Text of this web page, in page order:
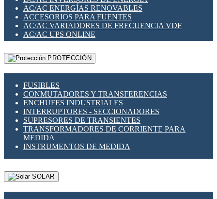
SWITCHES LAN
TELEFONÍA IP (VOIP)
VIGILANCIA IP (CCTV)
MESHTASTIC
AC/AC ENERGÍAS RENOVABLES
ACCESORIOS PARA FUENTES
AC/AC VARIADORES DE FRECUENCIA VDF
AC/AC UPS ONLINE
PROTECCIÓN
FUSIBLES
CONMUTADORES Y TRANSFERENCIAS
ENCHUFES INDUSTRIALES
INTERRUPTORES - SECCIONADORES
SUPRESORES DE TRANSIENTES
TRANSFORMADORES DE CORRIENTE PARA
MEDIDA
INSTRUMENTOS DE MEDIDA
SOLAR